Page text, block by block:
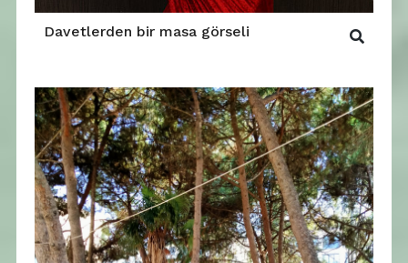
Davetlerden bir masa görseli